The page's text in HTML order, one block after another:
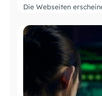
Die Webseiten